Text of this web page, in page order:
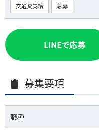
交通費支給 急募
LINEで応募
募集要項
職種